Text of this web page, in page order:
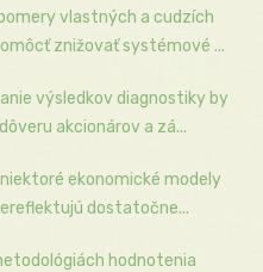
vlastných a cudzích
znižovať systémové ...
výsledkov diagnostiky by
akcionárov a zá...
ekonomické modely
dostatočne...
hodnotenia